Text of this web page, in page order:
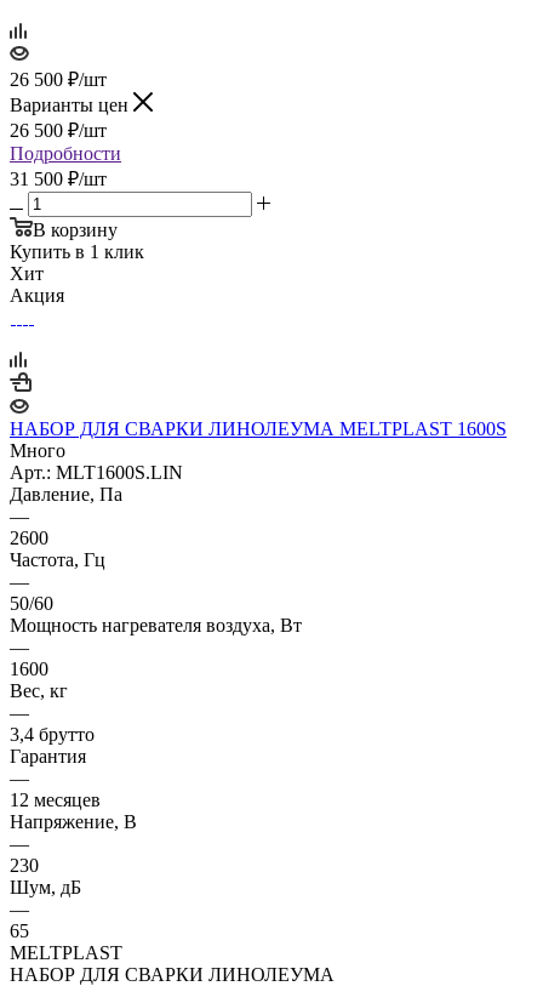
26 500 ₽/шт
Варианты цен
26 500 ₽/шт
Подробности
31 500 ₽/шт
В корзину
Купить в 1 клик
Хит
Акция
НАБОР ДЛЯ СВАРКИ ЛИНОЛЕУМА MELTPLAST 1600S
Много
Арт.: MLT1600S.LIN
Давление, Па
—
2600
Частота, Гц
—
50/60
Мощность нагревателя воздуха, Вт
—
1600
Вес, кг
—
3,4 брутто
Гарантия
—
12 месяцев
Напряжение, В
—
230
Шум, дБ
—
65
MELTPLAST
НАБОР ДЛЯ СВАРКИ ЛИНОЛЕУМА